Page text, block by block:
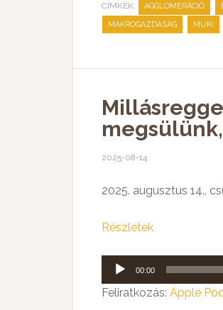
CÍMKÉK: AGGLOMERÁCIÓ ,
MAKROGAZDASÁG , MUKI ,
2025-08-14
2025. augusztus 14.,
Részletek
Audió
lejátszó
00:00
Feliratkozás: Apple